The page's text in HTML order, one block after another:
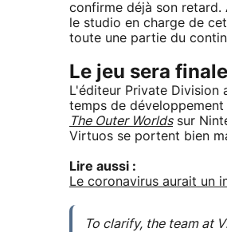
confirme déjà son retard.
le studio en charge de
toute une partie du
Le jeu sera
L'éditeur Private
temps de
The Outer Worldssur
Virtuos se portent bien
Lire aussi :
Le coronavirus aurait un
To clarify, the team at